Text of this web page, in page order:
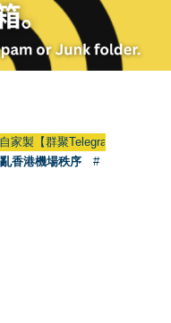
製【群聚Telegram群組】
香港機場秩序
#